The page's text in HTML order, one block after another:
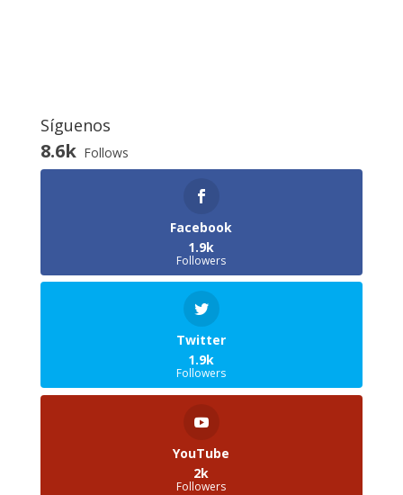
Síguenos
8.6k Follows
Facebook
1.9k
Followers
Twitter
1.9k
Followers
YouTube
2k
Followers